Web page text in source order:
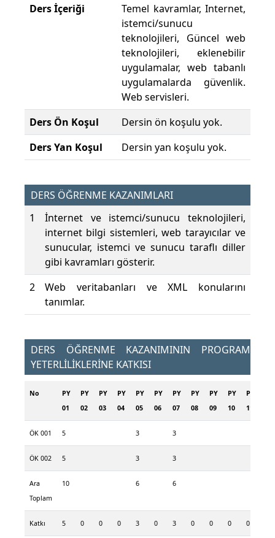
Ders İçeriği
Temel kavramlar, Internet,
istemci/sunucu
teknolojileri, Güncel web
teknolojileri, eklenebilir
uygulamalar, web tabanlı
uygulamalarda güvenlik.
Web servisleri.
Ders Ön Koşul
Dersin ön koşulu yok.
Ders Yan Koşul
Dersin yan koşulu yok.
DERS ÖĞRENME KAZANIMLARI
1
İnternet ve istemci/sunucu teknolojileri,
internet bilgi sistemleri, web tarayıcılar ve
sunucular, istemci ve sunucu taraflı diller
gibi kavramları gösterir.
2
Web veritabanları ve XML konularını
tanımlar.
DERS ÖĞRENME KAZANIMININ PROGRAM
YETERLİLİKLERİNE KATKISI
No
PY
01
PY
02
PY
03
PY
04
PY
05
PY
06
PY
07
PY
08
PY
09
PY
10
PY
11
ÖK 001 5 3 3
ÖK 002 5 3 3
Ara
Toplam
10 6 6
Katkı 5 0 0 0 3 0 3 0 0 0 0